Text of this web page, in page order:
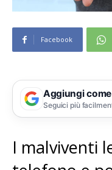
Facebook
Aggiungi
Seguici più
I malviventi